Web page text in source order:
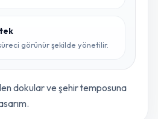
görünür şekilde yönetilir.
dokular ve şehir temposuna